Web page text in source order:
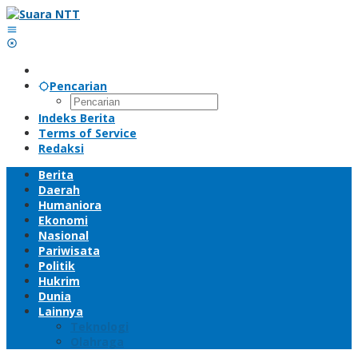
Lewati
ke
konten
Pencarian
Indeks Berita
Terms of Service
Redaksi
Berita
Daerah
Humaniora
Ekonomi
Nasional
Pariwisata
Politik
Hukrim
Dunia
Lainnya
Teknologi
Olahraga